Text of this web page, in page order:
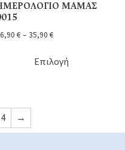
ΜΑΜΑΣ
€ – 35,90 €
Επιλογή
4 →